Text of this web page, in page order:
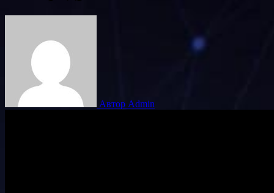
Автор Admin